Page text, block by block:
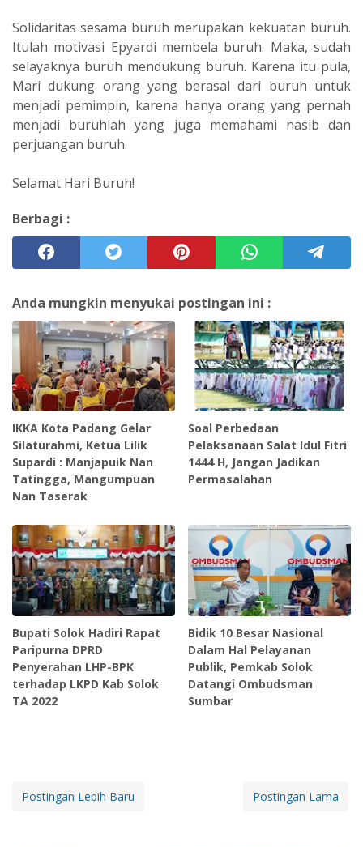
Solidaritas sesama buruh merupakan kekuatan buruh.
Itulah motivasi Epyardi membela buruh. Maka, sudah
selayaknya buruh mendukung buruh. Karena itu pula,
Mari dukung orang yang berasal dari buruh untuk
menjadi pemimpin, karena hanya orang yang pernah
menjadi buruhlah yang juga memahami nasib dan
perjuangan buruh.
Selamat Hari Buruh!
Berbagi :
Anda mungkin menyukai postingan ini :
IKKA Kota Padang Gelar
Silaturahmi, Ketua Lilik
Supardi : Manjapuik Nan
Tatingga, Mangumpuan
Nan Taserak
Soal Perbedaan
Pelaksanaan Salat Idul Fitri
1444 H, Jangan Jadikan
Permasalahan
Bupati Solok Hadiri Rapat
Paripurna DPRD
Penyerahan LHP-BPK
terhadap LKPD Kab Solok
TA 2022
Bidik 10 Besar Nasional
Dalam Hal Pelayanan
Publik, Pemkab Solok
Datangi Ombudsman
Sumbar
Postingan Lebih Baru Postingan Lama